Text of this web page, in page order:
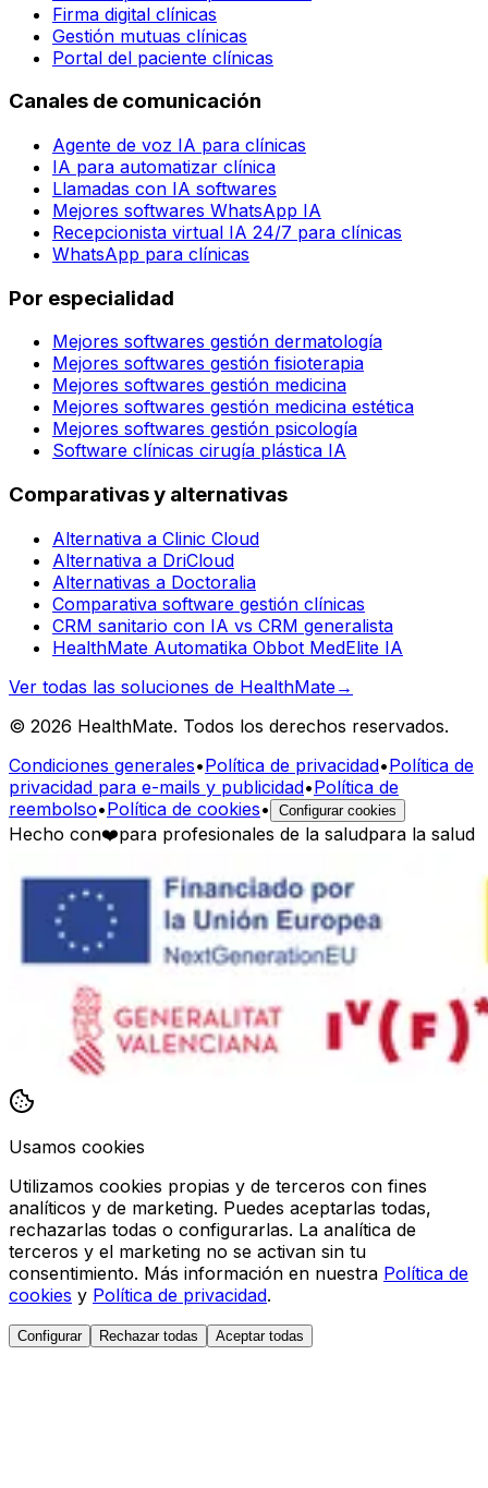
Firma digital clínicas
Gestión mutuas clínicas
Portal del paciente clínicas
Canales de comunicación
Agente de voz IA para clínicas
IA para automatizar clínica
Llamadas con IA softwares
Mejores softwares WhatsApp IA
Recepcionista virtual IA 24/7 para clínicas
WhatsApp para clínicas
Por especialidad
Mejores softwares gestión dermatología
Mejores softwares gestión fisioterapia
Mejores softwares gestión medicina
Mejores softwares gestión medicina estética
Mejores softwares gestión psicología
Software clínicas cirugía plástica IA
Comparativas y alternativas
Alternativa a Clinic Cloud
Alternativa a DriCloud
Alternativas a Doctoralia
Comparativa software gestión clínicas
CRM sanitario con IA vs CRM generalista
HealthMate Automatika Obbot MedElite IA
Ver todas las soluciones de HealthMate→
© 2026 HealthMate. Todos los derechos reservados.
Condiciones generales•Política de privacidad•Política de
privacidad para e-mails y publicidad•Política de
reembolso•Política de cookies• Configurar cookies
Hecho con❤️para profesionales de la saludpara la salud
Usamos cookies
Utilizamos cookies propias y de terceros con fines
analíticos y de marketing. Puedes aceptarlas todas,
rechazarlas todas o configurarlas. La analítica de
terceros y el marketing no se activan sin tu
consentimiento. Más información en nuestra Política de
cookies y Política de privacidad.
Configurar Rechazar todas Aceptar todas